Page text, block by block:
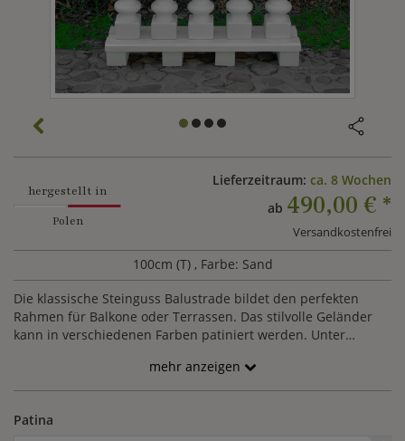
hergestellt in
Polen
Lieferzeitraum: ca. 8 Wochen
ab 490,00 € *
Versandkostenfrei
100cm (T) , Farbe: Sand
Die klassische Steinguss Balustrade bildet den perfekten
Rahmen für Balkone oder Terrassen. Das stilvolle Geländer
kann in verschiedenen Farben patiniert werden. Unter
(gern als Skizze), kalkulieren wir für Sie ein Angebot nach
Ihren Bedürfnissen. Der angezeigte Richtpreis orientiert sich
(HxB).
mehr anzeigen
Patina